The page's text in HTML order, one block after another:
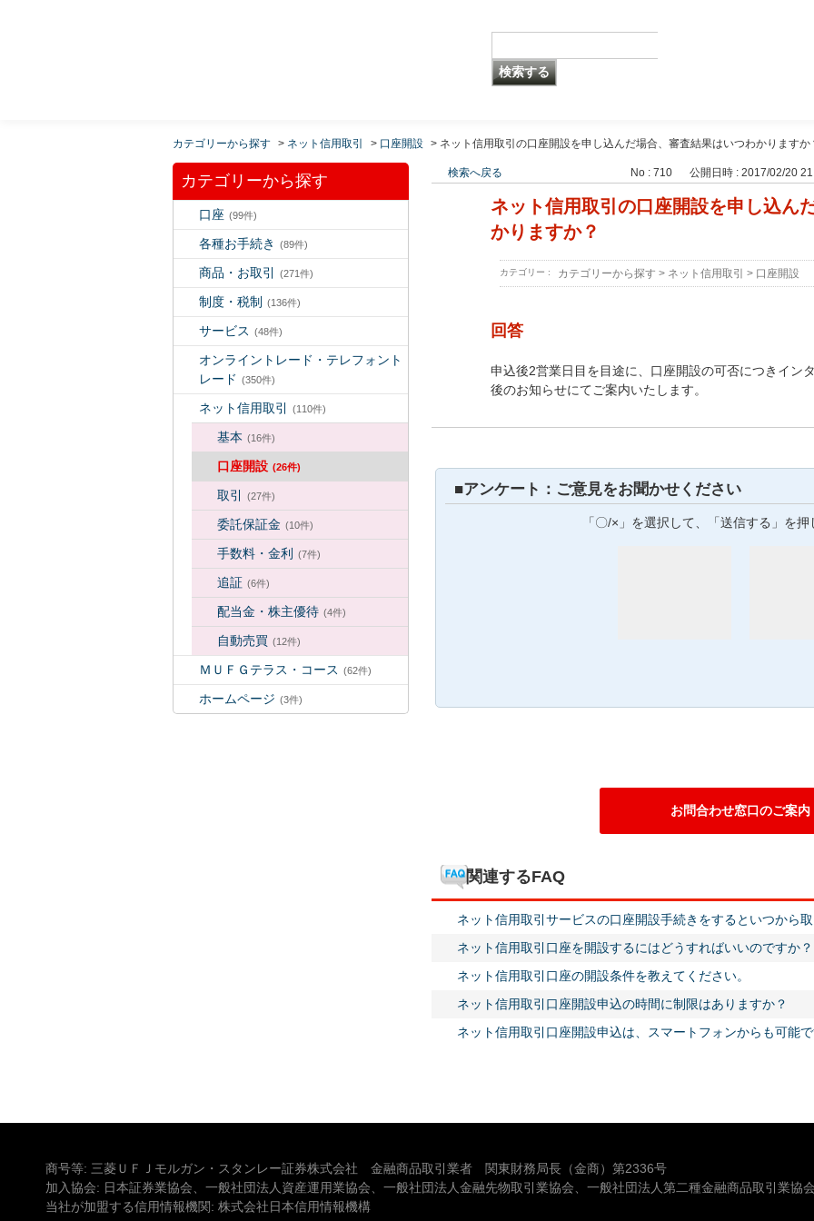
カテゴリーから探す > ネット信用取引 > 口座開設 > ネット信用取引の口座開設を申し込んだ場合、審査結果はいつわかりますか
カテゴリーから探す
口座 (99件)
各種お手続き (89件)
商品・お取引 (271件)
制度・税制 (136件)
サービス (48件)
オンライントレード・テレフォント
レード (350件)
ネット信用取引 (110件)
基本 (16件)
口座開設 (26件)
取引 (27件)
委託保証金 (10件)
手数料・金利 (7件)
追証 (6件)
配当金・株主優待 (4件)
自動売買 (12件)
ＭＵＦＧテラス・コース (62件)
ホームページ (3件)
検索へ戻る No : 710 公開日時 : 2017/02/20
ネット信用取引の口座開設を申し込ん
かりますか？
カテゴリー : カテゴリーから探す > ネット信用取引 > 口座開設
回答
申込後2営業日目を目途に、口座開設の可否につきイン
後のお知らせにてご案内いたします。
■アンケート：ご意見をお聞かせください
「〇/×」を選択して、「送信する」を押
お問合わせ窓口のご案内
関連するFAQ
ネット信用取引サービスの口座開設手続きをするといつから
ネット信用取引口座を開設するにはどうすればいいのですか？
ネット信用取引口座の開設条件を教えてください。
ネット信用取引口座開設申込の時間に制限はありますか？
ネット信用取引口座開設申込は、スマートフォンからも可能で
商号等: 三菱ＵＦＪモルガン・スタンレー証券株式会社 金融商品取引業者 関東財務局長（金商）第2336号
加入協会: 日本証券業協会、一般社団法人資産運用業協会、一般社団法人金融先物取引業協会、一般社団法人第二種金融商品取引業協
当社が加盟する信用情報機関: 株式会社日本信用情報機構